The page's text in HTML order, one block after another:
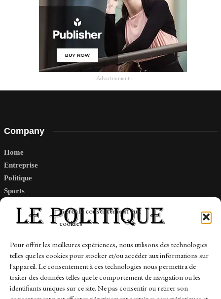
Gérer le consentement aux
cookies
Pour offrir les meilleures expériences, nous utilisons des technologies
telles que les cookies pour stocker et/ou accéder aux informations sur
l'appareil. Le consentement à ces technologies nous permettra de
traiter des données telles que le comportement de navigation ou les
identifiants uniques sur ce site. Ne pas consentir ou retirer son
- Advertisement -
Company
Home
Entreprise
Politique
Sports
Links
Contact